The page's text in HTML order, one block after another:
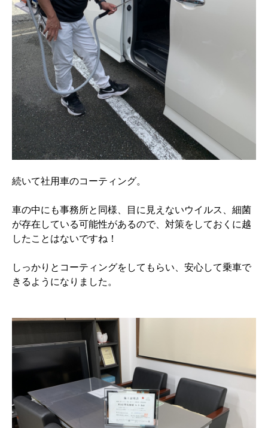
続いて社用車のコーティング。
車の中にも事務所と同様、目に見えないウイルス、細菌
が存在している可能性があるので、対策をしておくに越
したことはないですね！
しっかりとコーティングをしてもらい、安心して乗車で
きるようになりました。